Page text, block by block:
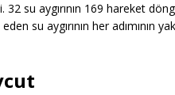
32 su aygırının 169 hareket
su aygırının her adımının